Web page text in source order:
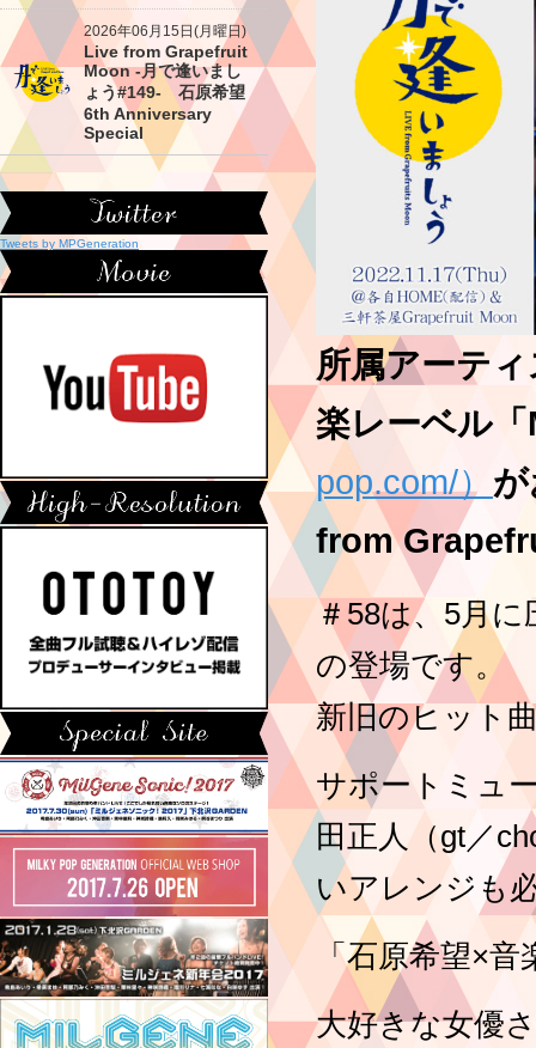
所属アーテ
楽レーベル
pop.com/）
from
＃58は、5月
の登場です。
新旧のヒット
サポートミュ
田正人（gt／
いアレンジも
「石原希望×
大好きな女優
2026年06月15日(月曜日)
Live from Grapefruit
Moon -月で逢いまし
ょう#149- 石原希望
6th Anniversary
Special
Tweets by MPGeneration